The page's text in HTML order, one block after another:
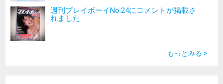
週刊プレイボーイNo.24にコメントが掲載さ
れました
もっとみる >